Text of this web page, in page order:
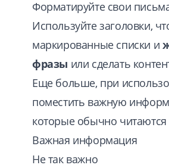
Форматируйте свои
Используйте заголовки,
маркированные списки и
фразы или сделать
Еще больше, при
поместить важную
которые обычно
Важная информация
Не так важно